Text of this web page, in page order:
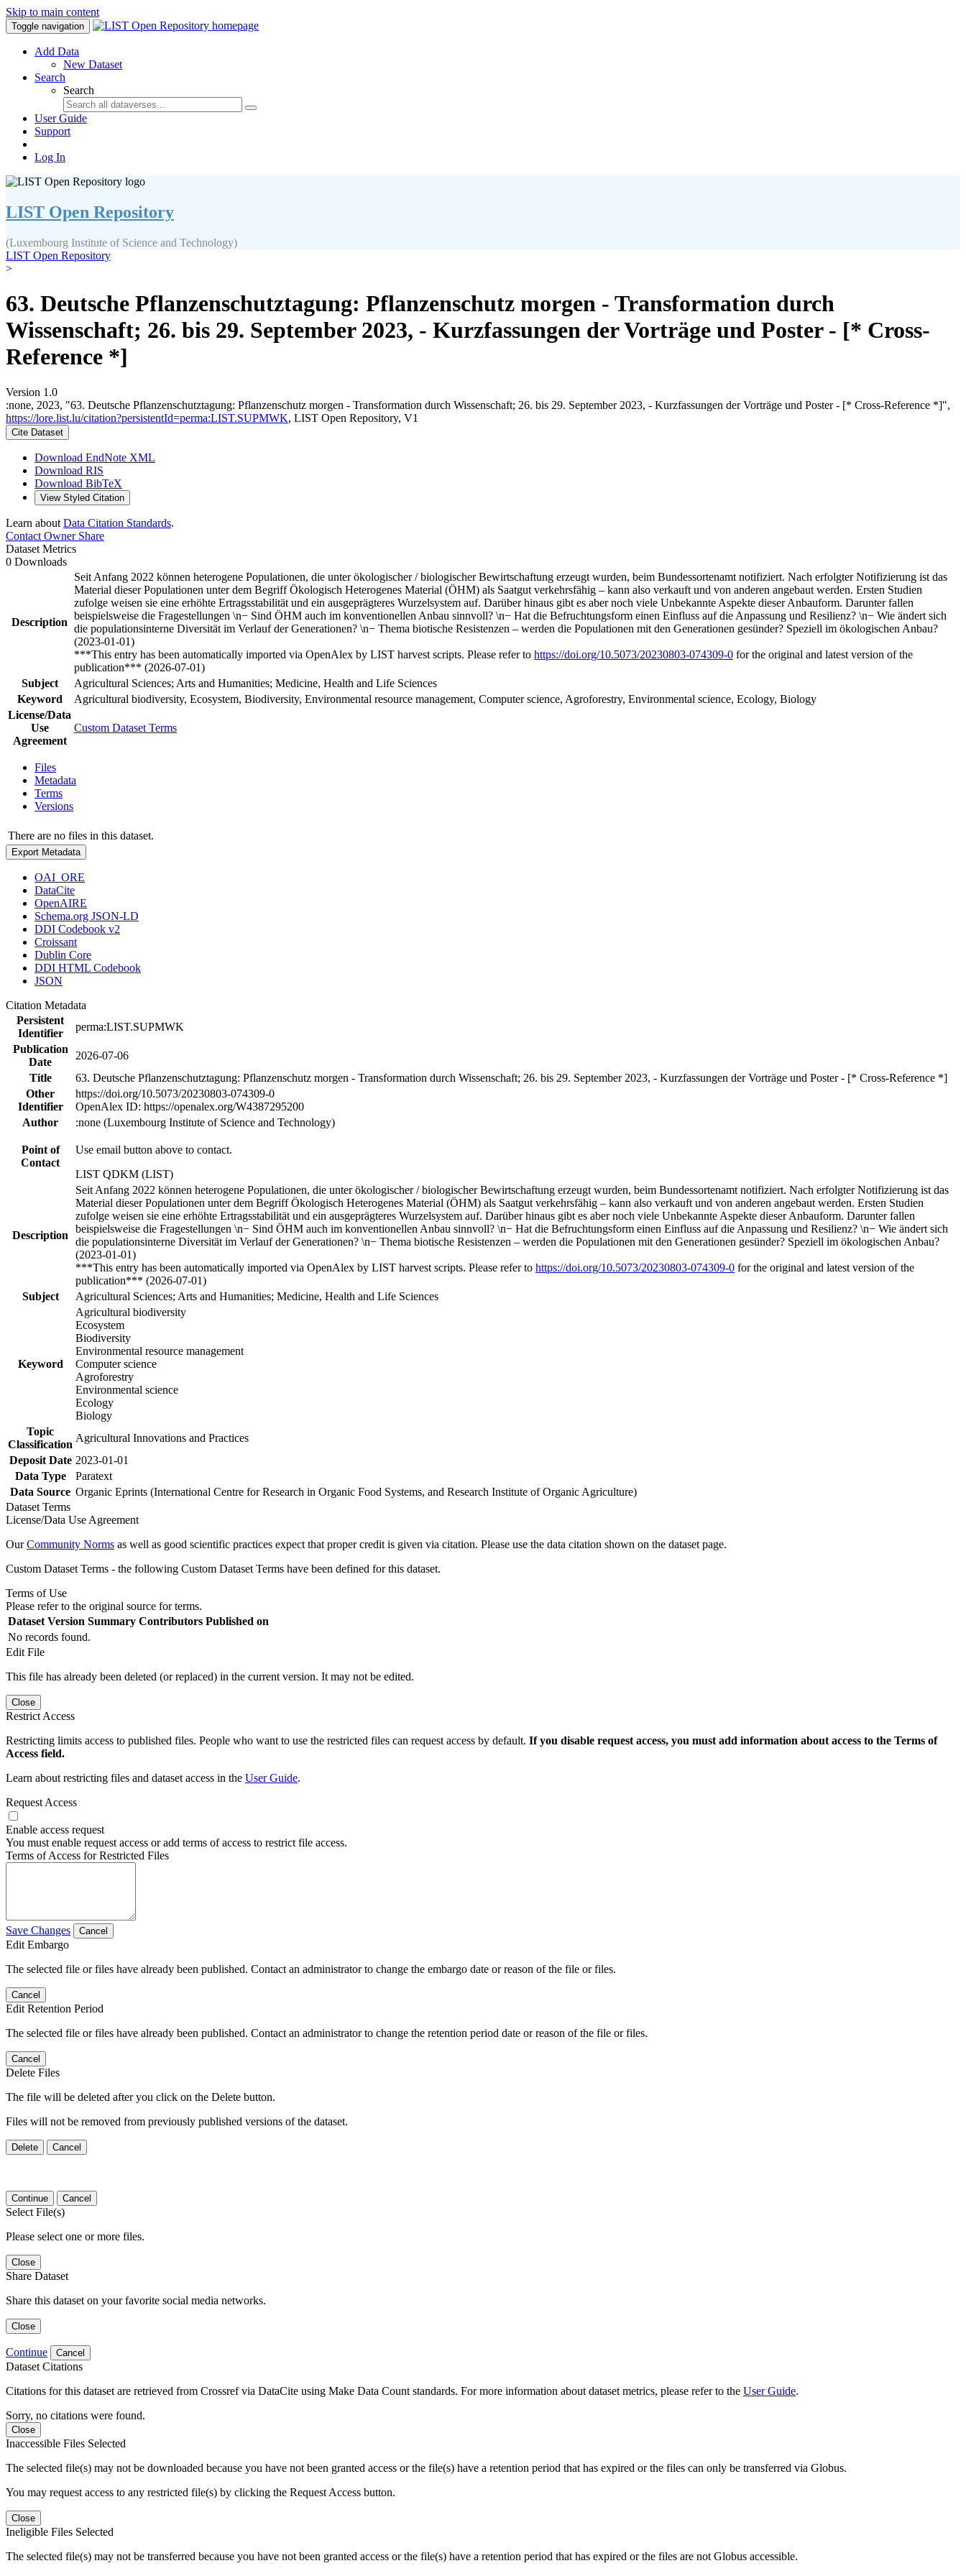
Skip to main content
Toggle navigation
Add Data
New Dataset
Search
Search
User Guide
Support
Log In
LIST Open Repository
(Luxembourg Institute of Science and Technology)
LIST Open Repository
>
63. Deutsche Pflanzenschutztagung: Pflanzenschutz morgen - Transformation durch
Wissenschaft; 26. bis 29. September 2023, - Kurzfassungen der Vorträge und Poster - [* Cross-
Reference *]
Version 1.0
:none, 2023, "63. Deutsche Pflanzenschutztagung: Pflanzenschutz morgen - Transformation durch Wissenschaft; 26. bis 29. September 2023, - Kurzfassungen der Vorträge und Poster - [* Cross-Reference *]",
https://lore.list.lu/citation?persistentId=perma:LIST.SUPMWK, LIST Open Repository, V1
Cite Dataset
Download EndNote XML
Download RIS
Download BibTeX
View Styled Citation
Learn about Data Citation Standards.
Contact OwnerShare
Dataset Metrics
0 Downloads
Description
Seit Anfang 2022 können heterogene Populationen, die unter ökologischer / biologischer Bewirtschaftung erzeugt wurden, beim Bundessortenamt notifiziert. Nach erfolgter Notifizierung ist das
Material dieser Populationen unter dem Begriff Ökologisch Heterogenes Material (ÖHM) als Saatgut verkehrsfähig – kann also verkauft und von anderen angebaut werden. Ersten Studien
zufolge weisen sie eine erhöhte Ertragsstabilität und ein ausgeprägteres Wurzelsystem auf. Darüber hinaus gibt es aber noch viele Unbekannte Aspekte dieser Anbauform. Darunter fallen
beispielsweise die Fragestellungen \n− Sind ÖHM auch im konventionellen Anbau sinnvoll? \n− Hat die Befruchtungsform einen Einfluss auf die Anpassung und Resilienz? \n− Wie ändert sich
die populationsinterne Diversität im Verlauf der Generationen? \n− Thema biotische Resistenzen – werden die Populationen mit den Generationen gesünder? Speziell im ökologischen Anbau?
(2023-01-01)
***This entry has been automatically imported via OpenAlex by LIST harvest scripts. Please refer to https://doi.org/10.5073/20230803-074309-0 for the original and latest version of the
publication*** (2026-07-01)
Subject
Agricultural Sciences; Arts and Humanities; Medicine, Health and Life Sciences
Keyword
Agricultural biodiversity, Ecosystem, Biodiversity, Environmental resource management, Computer science, Agroforestry, Environmental science, Ecology, Biology
License/Data
Use
Agreement
Custom Dataset Terms
Files
Metadata
Terms
Versions
There are no files in this dataset.
Export Metadata
OAI_ORE
DataCite
OpenAIRE
Schema.org JSON-LD
DDI Codebook v2
Croissant
Dublin Core
DDI HTML Codebook
JSON
Citation Metadata
Persistent
Identifier
perma:LIST.SUPMWK
Publication
Date
2026-07-06
Title
63. Deutsche Pflanzenschutztagung: Pflanzenschutz morgen - Transformation durch Wissenschaft; 26. bis 29. September 2023, - Kurzfassungen der Vorträge und Poster - [* Cross-Reference *]
Other
Identifier
https://doi.org/10.5073/20230803-074309-0
OpenAlex ID: https://openalex.org/W4387295200
Author
:none (Luxembourg Institute of Science and Technology)
Point of
Contact
Use email button above to contact.
LIST QDKM (LIST)
Description
Seit Anfang 2022 können heterogene Populationen, die unter ökologischer / biologischer Bewirtschaftung erzeugt wurden, beim Bundessortenamt notifiziert. Nach erfolgter Notifizierung ist das
Material dieser Populationen unter dem Begriff Ökologisch Heterogenes Material (ÖHM) als Saatgut verkehrsfähig – kann also verkauft und von anderen angebaut werden. Ersten Studien
zufolge weisen sie eine erhöhte Ertragsstabilität und ein ausgeprägteres Wurzelsystem auf. Darüber hinaus gibt es aber noch viele Unbekannte Aspekte dieser Anbauform. Darunter fallen
beispielsweise die Fragestellungen \n− Sind ÖHM auch im konventionellen Anbau sinnvoll? \n− Hat die Befruchtungsform einen Einfluss auf die Anpassung und Resilienz? \n− Wie ändert sich
die populationsinterne Diversität im Verlauf der Generationen? \n− Thema biotische Resistenzen – werden die Populationen mit den Generationen gesünder? Speziell im ökologischen Anbau?
(2023-01-01)
***This entry has been automatically imported via OpenAlex by LIST harvest scripts. Please refer to https://doi.org/10.5073/20230803-074309-0 for the original and latest version of the
publication*** (2026-07-01)
Subject
Agricultural Sciences; Arts and Humanities; Medicine, Health and Life Sciences
Keyword
Agricultural biodiversity
Ecosystem
Biodiversity
Environmental resource management
Computer science
Agroforestry
Environmental science
Ecology
Biology
Topic
Classification
Agricultural Innovations and Practices
Deposit Date 2023-01-01
Data Type
Paratext
Data Source Organic Eprints (International Centre for Research in Organic Food Systems, and Research Institute of Organic Agriculture)
Dataset Terms
License/Data Use Agreement
OurCommunity Norms as well as good scientific practices expect that proper credit is given via citation. Please use the data citation shown on the dataset page.
Custom Dataset Terms - the following Custom Dataset Terms have been defined for this dataset.
Terms of Use
Please refer to the original source for terms.
Dataset Version Summary Contributors Published on
No records found.
Edit File
This file has already been deleted (or replaced) in the current version. It may not be edited.
Close
Restrict Access
Restricting limits access to published files. People who want to use the restricted files can request access by default. If you disable request access, you must add information about access to the Terms of
Access field.
Learn about restricting files and dataset access in the User Guide.
Request Access
Enable access request
You must enable request access or add terms of access to restrict file access.
Terms of Access for Restricted Files
Save Changes Cancel
Edit Embargo
The selected file or files have already been published. Contact an administrator to change the embargo date or reason of the file or files.
Cancel
Edit Retention Period
The selected file or files have already been published. Contact an administrator to change the retention period date or reason of the file or files.
Cancel
Delete Files
The file will be deleted after you click on the Delete button.
Files will not be removed from previously published versions of the dataset.
Delete Cancel
Continue Cancel
Select File(s)
Please select one or more files.
Close
Share Dataset
Share this dataset on your favorite social media networks.
Close
Continue Cancel
Dataset Citations
Citations for this dataset are retrieved from Crossref via DataCite using Make Data Count standards. For more information about dataset metrics, please refer to the User Guide.
Sorry, no citations were found.
Close
Inaccessible Files Selected
The selected file(s) may not be downloaded because you have not been granted access or the file(s) have a retention period that has expired or the files can only be transferred via Globus.
You may request access to any restricted file(s) by clicking the Request Access button.
Close
Ineligible Files Selected
The selected file(s) may not be transferred because you have not been granted access or the file(s) have a retention period that has expired or the files are not Globus accessible.